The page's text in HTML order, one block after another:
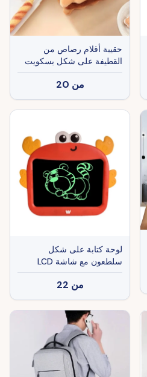
حقيبة أقلام رصاص من
القطيفة على شكل بسكويت
ساندويتش
من 20
لوحة كتابة على شكل
سلطعون مع شاشة LCD
من 22